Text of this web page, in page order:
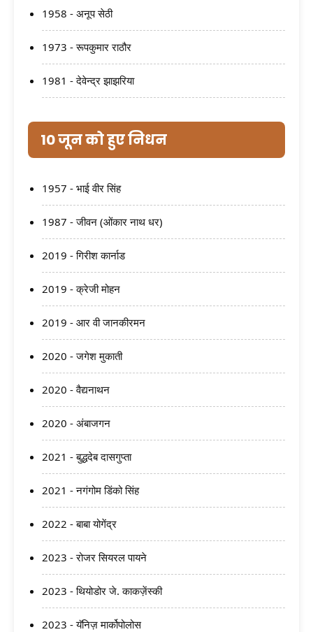
1958 - अनूप सेठी
1973 - रूपकुमार राठौर
1981 - देवेन्द्र झाझरिया
10 जून को हुए निधन
1957 - भाई वीर सिंह
1987 - जीवन (ओंकार नाथ धर)
2019 - गिरीश कार्नाड
2019 - क्रेजी मोहन
2019 - आर वी जानकीरमन
2020 - जगेश मुकाती
2020 - वैद्यनाथन
2020 - अंबाजगन
2021 - बुद्धदेब दासगुप्ता
2021 - नगंगोम डिंको सिंह
2022 - बाबा योगेंद्र
2023 - रोजर सियरल पायने
2023 - थियोडोर जे. काकज़ेंस्की
2023 - यॅनिज़ मार्कोपोलोस